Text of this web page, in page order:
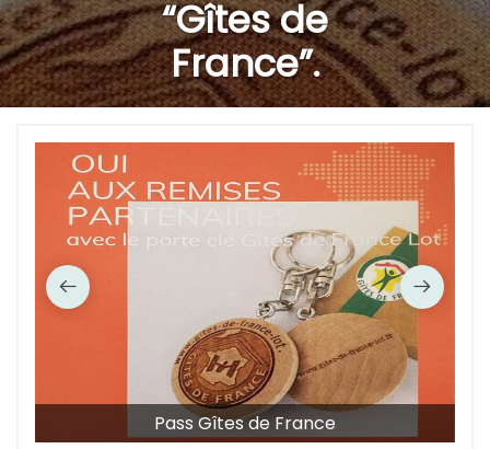
“Gîtes de
France”.
Pass Gîtes de France